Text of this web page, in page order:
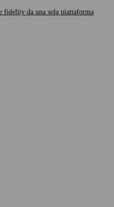
fidelity da una sola piattaforma